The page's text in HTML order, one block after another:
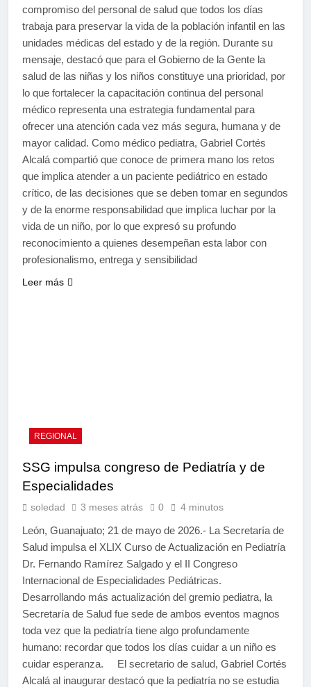
compromiso del personal de salud que todos los días
trabaja para preservar la vida de la población infantil en las
unidades médicas del estado y de la región. Durante su
mensaje, destacó que para el Gobierno de la Gente la
salud de las niñas y los niños constituye una prioridad, por
lo que fortalecer la capacitación continua del personal
médico representa una estrategia fundamental para
ofrecer una atención cada vez más segura, humana y de
mayor calidad. Como médico pediatra, Gabriel Cortés
Alcalá compartió que conoce de primera mano los retos
que implica atender a un paciente pediátrico en estado
crítico, de las decisiones que se deben tomar en segundos
y de la enorme responsabilidad que implica luchar por la
vida de un niño, por lo que expresó su profundo
reconocimiento a quienes desempeñan esta labor con
profesionalismo, entrega y sensibilidad
Leer más
REGIONAL
SSG impulsa congreso de Pediatría y de
Especialidades
soledad 3 meses atrás 0 4 minutos
León, Guanajuato; 21 de mayo de 2026.- La Secretaría de
Salud impulsa el XLIX Curso de Actualización en Pediatría
Dr. Fernando Ramírez Salgado y el II Congreso
Internacional de Especialidades Pediátricas.
Desarrollando más actualización del gremio pediatra, la
Secretaría de Salud fue sede de ambos eventos magnos
toda vez que la pediatría tiene algo profundamente
humano: recordar que todos los días cuidar a un niño es
cuidar esperanza. El secretario de salud, Gabriel Cortés
Alcalá al inaugurar destacó que la pediatría no se estudia